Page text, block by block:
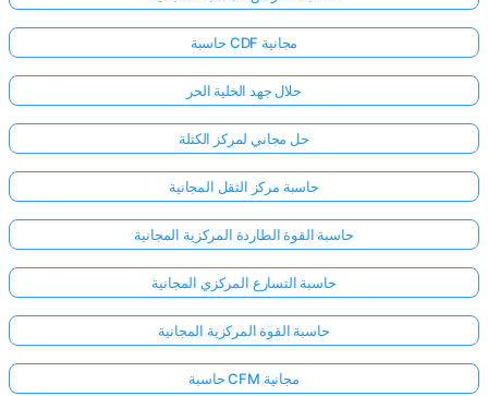
حاسبة CDF مجانية
حلال جهد الخلية الحر
حل مجاني لمركز الكتلة
حاسبة مركز الثقل المجانية
حاسبة القوة الطاردة المركزية المجانية
حاسبة التسارع المركزي المجانية
حاسبة القوة المركزية المجانية
حاسبة CFM مجانية